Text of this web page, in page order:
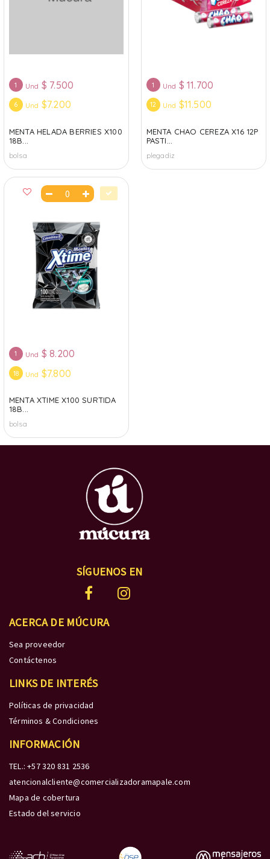
1 Und $ 7.500
6 Und $7.200
MENTA HELADA BERRIES X100
18B...
bolsa
1 Und $ 11.700
12 Und $11.500
MENTA CHAO CEREZA X16 12P
PASTI...
plegadiz
1 Und $ 8.200
18 Und $7.800
MENTA XTIME X100 SURTIDA
18B...
bolsa
SÍGUENOS EN
ACERCA DE MÚCURA
Sea proveedor
Contáctenos
LINKS DE INTERÉS
Políticas de privacidad
Términos & Condiciones
INFORMACIÓN
TEL.: +57 320 831 2536
atencionalcliente@comercializadoramapale.com
Mapa de cobertura
Estado del servicio